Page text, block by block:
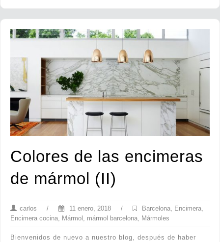
Colores de las encimeras
de mármol (II)
carlos / 11 enero, 2018 / Barcelona, Encimera,
Encimera cocina, Mármol , mármol barcelona, Mármoles
Bienvenidos de nuevo a nuestro blog, después de haber